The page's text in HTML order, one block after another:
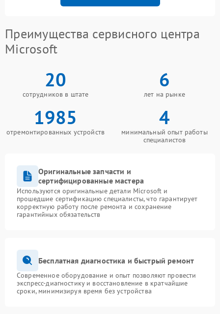
Преимущества сервисного центра
Microsoft
20
сотрудников в штате
6
лет на рынке
1985
отремонтированных устройств
4
минимальный опыт работы
специалистов
Оригинальные запчасти и
сертифицированные мастера
Используются оригинальные детали Microsoft и
прошедшие сертификацию специалисты, что гарантирует
корректную работу после ремонта и сохранение
гарантийных обязательств
Бесплатная диагностика и быстрый ремонт
Современное оборудование и опыт позволяют провести
экспресс-диагностику и восстановление в кратчайшие
сроки, минимизируя время без устройства